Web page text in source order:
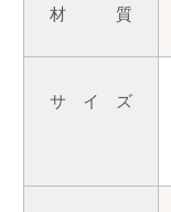
材 質
サ イ ズ